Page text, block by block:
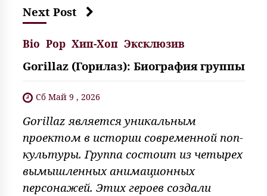
Next Post
Bio Pop Хип-Хоп Эксклюзив
Gorillaz (Горилаз): Биография группы
Сб Май 9 , 2026
Gorillaz является уникальным
проектом в истории современной поп-
культуры. Группа состоит из четырех
вымышленных анимационных
персонажей. Этих героев создали